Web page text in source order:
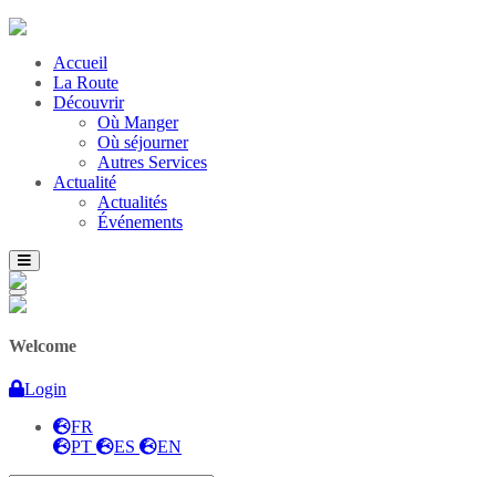
Accueil
La Route
Découvrir
Où Manger
Où séjourner
Autres Services
Actualité
Actualités
Événements
Welcome
Login
FR
PT
ES EN